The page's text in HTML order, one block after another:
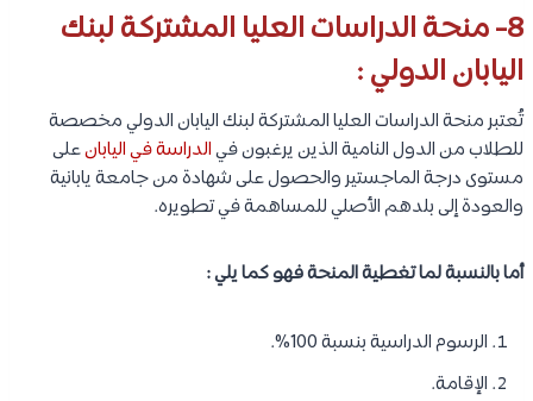
8- منحة الدراسات العليا المشتركة لبنك
اليابان الدولي :
تُعتبر منحة الدراسات العليا المشتركة لبنك اليابان الدولي مخصصة
للطلاب من الدول النامية الذين يرغبون فيالدراسة في اليابانعلى
مستوى درجة الماجستير والحصول على شهادة من جامعة يابانية
والعودة إلى بلدهم الأصلي للمساهمة في تطويره.
أما بالنسبة لما تغطية المنحة فهو كما يلي :
الرسوم الدراسية بنسبة 100%.
الإقامة.